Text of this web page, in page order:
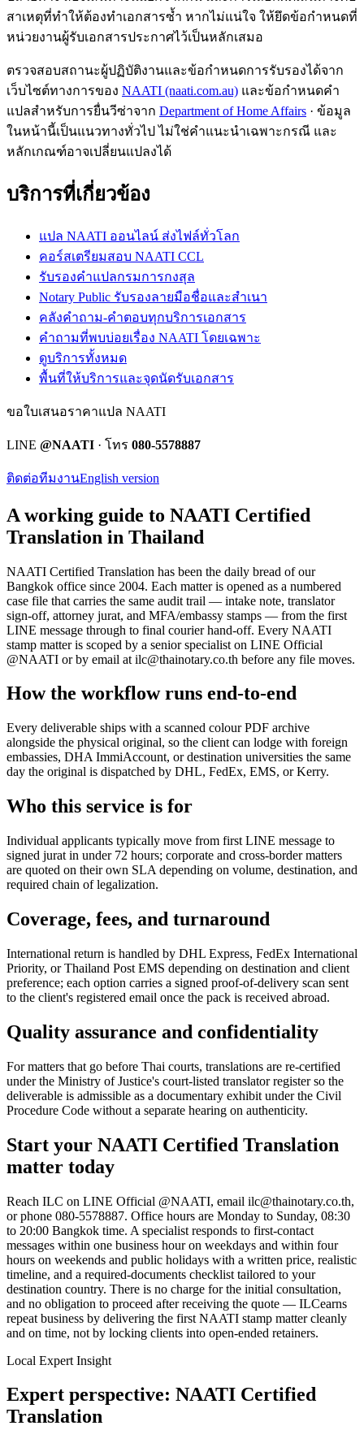
สาเหตุที่ทำให้ต้องทำเอกสารซ้ำ หากไม่แน่ใจ ให้ยึดข้อกำหนดที่
หน่วยงานผู้รับเอกสารประกาศไว้เป็นหลักเสมอ
ตรวจสอบสถานะผู้ปฏิบัติงานและข้อกำหนดการรับรองได้จาก
เว็บไซต์ทางการของ NAATI (naati.com.au) และข้อกำหนดคำ
แปลสำหรับการยื่นวีซ่าจาก Department of Home Affairs · ข้อมูล
ในหน้านี้เป็นแนวทางทั่วไป ไม่ใช่คำแนะนำเฉพาะกรณี และ
หลักเกณฑ์อาจเปลี่ยนแปลงได้
บริการที่เกี่ยวข้อง
แปล NAATI ออนไลน์ ส่งไฟล์ทั่วโลก
คอร์สเตรียมสอบ NAATI CCL
รับรองคำแปลกรมการกงสุล
Notary Public รับรองลายมือชื่อและสำเนา
คลังคำถาม-คำตอบทุกบริการเอกสาร
คำถามที่พบบ่อยเรื่อง NAATI โดยเฉพาะ
ดูบริการทั้งหมด
พื้นที่ให้บริการและจุดนัดรับเอกสาร
ขอใบเสนอราคาแปล NAATI
LINE @NAATI · โทร 080-5578887
ติดต่อทีมงานEnglish version
A working guide to NAATI Certified
Translation in Thailand
NAATI Certified Translation has been the daily bread of our
Bangkok office since 2004. Each matter is opened as a numbered
case file that carries the same audit trail — intake note, translator
sign-off, attorney jurat, and MFA/embassy stamps — from the first
LINE message through to final courier hand-off. Every NAATI
stamp matter is scoped by a senior specialist on LINE Official
@NAATI or by email at ilc@thainotary.co.th before any file moves.
How the workflow runs end-to-end
Every deliverable ships with a scanned colour PDF archive
alongside the physical original, so the client can lodge with foreign
embassies, DHA ImmiAccount, or destination universities the same
day the original is dispatched by DHL, FedEx, EMS, or Kerry.
Who this service is for
Individual applicants typically move from first LINE message to
signed jurat in under 72 hours; corporate and cross-border matters
are quoted on their own SLA depending on volume, destination, and
required chain of legalization.
Coverage, fees, and turnaround
International return is handled by DHL Express, FedEx International
Priority, or Thailand Post EMS depending on destination and client
preference; each option carries a signed proof-of-delivery scan sent
to the client's registered email once the pack is received abroad.
Quality assurance and confidentiality
For matters that go before Thai courts, translations are re-certified
under the Ministry of Justice's court-listed translator register so the
deliverable is admissible as a documentary exhibit under the Civil
Procedure Code without a separate hearing on authenticity.
Start your NAATI Certified Translation
matter today
Reach ILC on LINE Official @NAATI, email ilc@thainotary.co.th,
or phone 080-5578887. Office hours are Monday to Sunday, 08:30
to 20:00 Bangkok time. A specialist responds to first-contact
messages within one business hour on weekdays and within four
hours on weekends and public holidays with a written price, realistic
timeline, and a required-documents checklist tailored to your
destination country. There is no charge for the initial consultation,
and no obligation to proceed after receiving the quote — ILCearns
repeat business by delivering the first NAATI stamp matter cleanly
and on time, not by locking clients into open-ended retainers.
Local Expert Insight
Expert perspective: NAATI Certified
Translation